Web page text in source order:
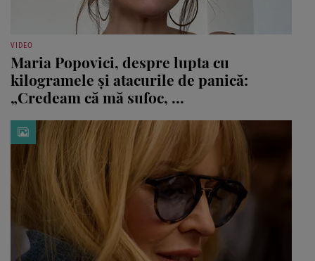
VIDEO
Maria Popovici, despre lupta cu
kilogramele și atacurile de panică:
„Credeam că mă sufoc, ...